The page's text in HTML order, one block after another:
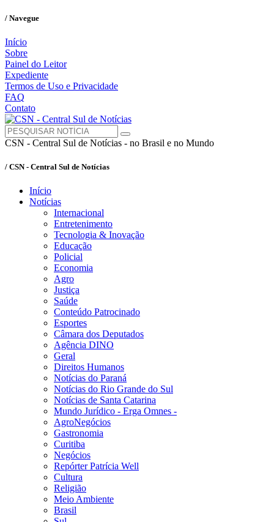
/ Navegue
Início
Sobre
Painel do Leitor
Expediente
Termos de Uso e Privacidade
FAQ
Contato
CSN - Central Sul de Notícias - no Brasil e no Mundo
/ CSN - Central Sul de Notícias
Início
Notícias
Internacional
Entretenimento
Tecnologia & Inovação
Educação
Policial
Economia
Agro
Justiça
Saúde
Conteúdo Patrocinado
Esportes
Câmara dos Deputados
Agência DINO
Geral
Direitos Humanos
Notícias do Paraná
Notícias do Rio Grande do Sul
Notícias de Santa Catarina
Mundo Jurídico - Erga Omnes -
AgroNegócios
Gastronomia
Curitiba
Negócios
Repórter Patrícia Well
Cultura
Religião
Meio Ambiente
Brasil